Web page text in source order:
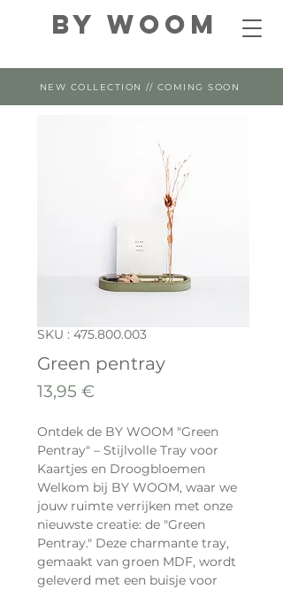
By WOOM
NEW COLLECTION // COMING SOON
SKU : 475.800.003
Green pentray
13,95 €
Ontdek de BY WOOM "Green
Pentray" – Stijlvolle Tray voor
Kaartjes en Droogbloemen
Welkom bij BY WOOM, waar we
jouw ruimte verrijken met onze
nieuwste creatie: de "Green
Pentray." Deze charmante tray,
gemaakt van groen MDF, wordt
geleverd met een buisje voor